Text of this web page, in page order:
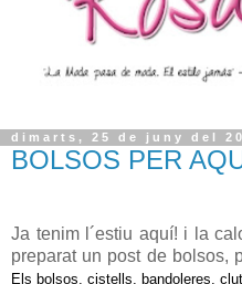
dimarts, 25 de juny del
BOLSOS PER
Ja tenim l´estiu aquí! i la
preparat un post de bolsos,
Els bolsos, cistells, bandoleres,